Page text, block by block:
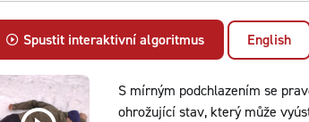
Spustit interaktivní algoritmus English
S mírným podchlazením se
ohrožující stav, který může